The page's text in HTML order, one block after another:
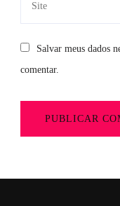
Salvar meus dados
comentar.